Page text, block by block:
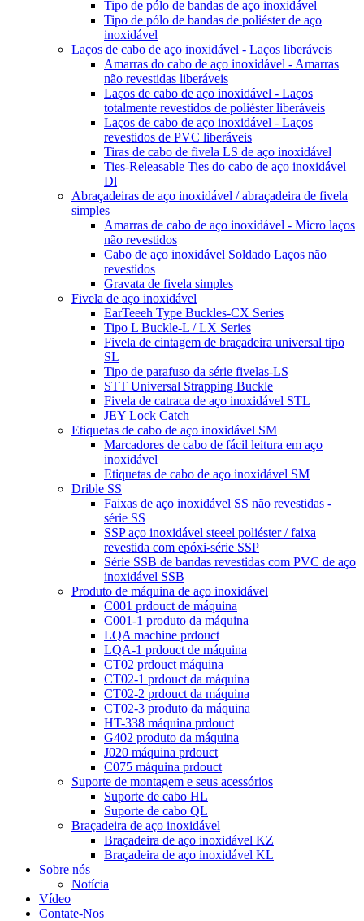
Tipo de pólo de bandas de aço inoxidável
Tipo de pólo de bandas de poliéster de aço
inoxidável
Laços de cabo de aço inoxidável - Laços liberáveis
Amarras do cabo de aço inoxidável - Amarras
não revestidas liberáveis
Laços de cabo de aço inoxidável - Laços
totalmente revestidos de poliéster liberáveis
Laços de cabo de aço inoxidável - Laços
revestidos de PVC liberáveis
Tiras de cabo de fivela LS de aço inoxidável
Ties-Releasable Ties do cabo de aço inoxidável
Dl
Abraçadeiras de aço inoxidável / abraçadeira de fivela
simples
Amarras de cabo de aço inoxidável - Micro laços
não revestidos
Cabo de aço inoxidável Soldado Laços não
revestidos
Gravata de fivela simples
Fivela de aço inoxidável
EarTeeeh Type Buckles-CX Series
Tipo L Buckle-L / LX Series
Fivela de cintagem de braçadeira universal tipo
SL
Tipo de parafuso da série fivelas-LS
STT Universal Strapping Buckle
Fivela de catraca de aço inoxidável STL
JEY Lock Catch
Etiquetas de cabo de aço inoxidável SM
Marcadores de cabo de fácil leitura em aço
inoxidável
Etiquetas de cabo de aço inoxidável SM
Drible SS
Faixas de aço inoxidável SS não revestidas -
série SS
SSP aço inoxidável steeel poliéster / faixa
revestida com epóxi-série SSP
Série SSB de bandas revestidas com PVC de aço
inoxidável SSB
Produto de máquina de aço inoxidável
C001 prdouct de máquina
C001-1 produto da máquina
LQA machine prdouct
LQA-1 prdouct de máquina
CT02 prdouct máquina
CT02-1 prdouct da máquina
CT02-2 prdouct da máquina
CT02-3 produto da máquina
HT-338 máquina prdouct
G402 produto da máquina
J020 máquina prdouct
C075 máquina prdouct
Suporte de montagem e seus acessórios
Suporte de cabo HL
Suporte de cabo QL
Braçadeira de aço inoxidável
Braçadeira de aço inoxidável KZ
Braçadeira de aço inoxidável KL
Sobre nós
Notícia
Vídeo
Contate-Nos